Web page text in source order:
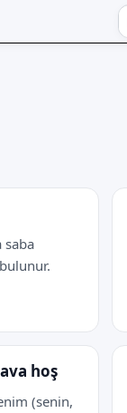
saba
hoş
(senin,